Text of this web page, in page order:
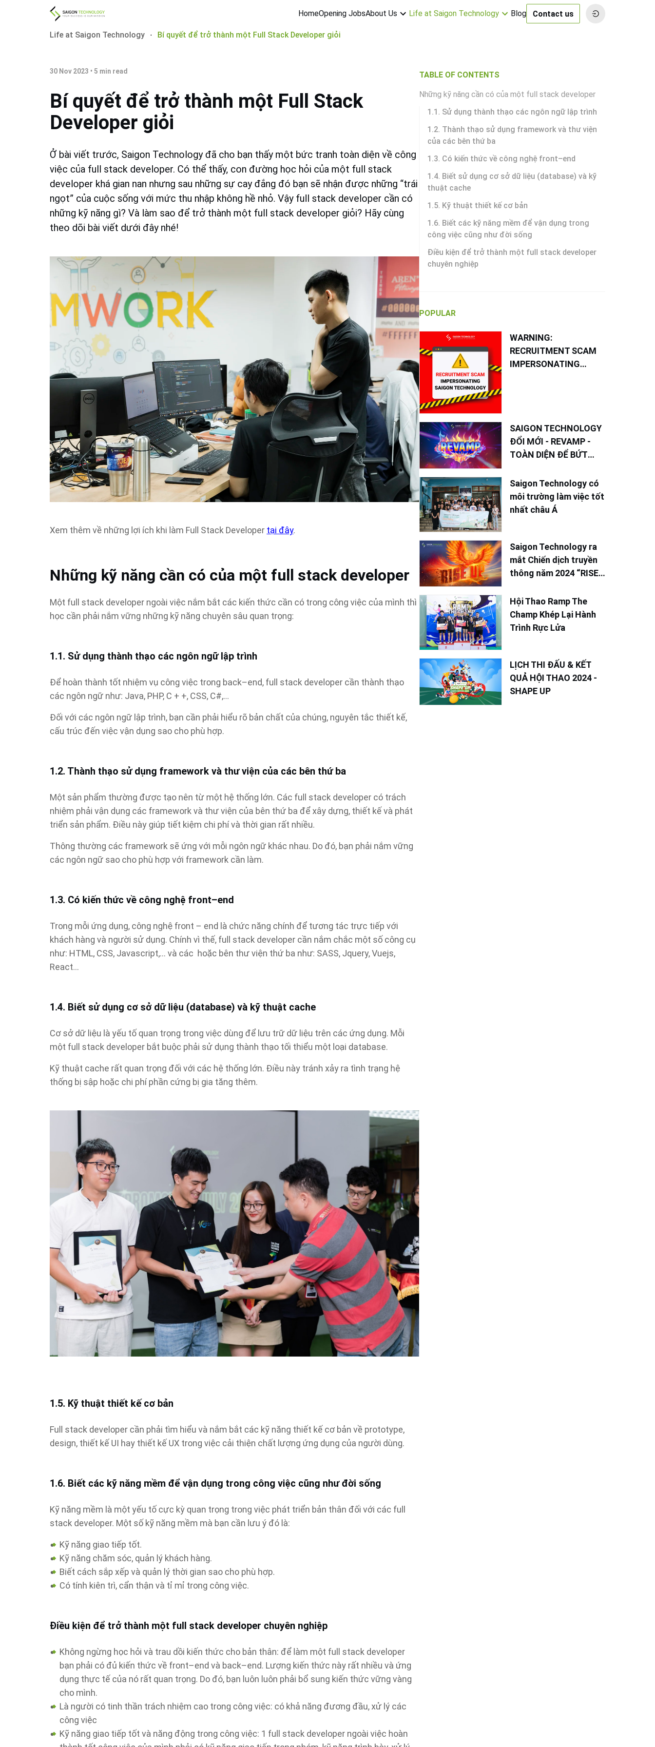
HomeOpening JobsAbout Us Life at Saigon Technology Blog Contact us
Life at Saigon Technology Bí quyết để trở thành một Full Stack Developer giỏi
30 Nov 2023 • 5 min read
Bí quyết để trở thành một Full Stack
Developer giỏi
Ở bài viết trước, Saigon Technology đã cho bạn thấy một bức tranh toàn diện về công
việc của full stack developer. Có thể thấy, con đường học hỏi của một full stack
developer khá gian nan nhưng sau những sự cay đắng đó bạn sẽ nhận được những “trái
ngọt” của cuộc sống với mức thu nhập không hề nhỏ. Vậy full stack developer cần có
những kỹ năng gì? Và làm sao để trở thành một full stack developer giỏi? Hãy cùng
theo dõi bài viết dưới đây nhé!
Xem thêm về những lợi ích khi làm Full Stack Developer tại đây.
Những kỹ năng cần có của một full stack developer
Một full stack developer ngoài việc nắm bắt các kiến thức cần có trong công việc của mình thì
học cần phải nắm vững những kỹ năng chuyên sâu quan trọng:
1.1. Sử dụng thành thạo các ngôn ngữ lập trình
Để hoàn thành tốt nhiệm vụ công việc trong back–end, full stack developer cần thành thạo
các ngôn ngữ như: Java, PHP, C + +, CSS, C#,…
Đối với các ngôn ngữ lập trình, bạn cần phải hiểu rõ bản chất của chúng, nguyên tắc thiết kế,
cấu trúc đến việc vận dụng sao cho phù hợp.
1.2. Thành thạo sử dụng framework và thư viện của các bên thứ ba
Một sản phẩm thường được tạo nên từ một hệ thống lớn. Các full stack developer có trách
nhiệm phải vận dụng các framework và thư viện của bên thứ ba để xây dựng, thiết kế và phát
triển sản phẩm. Điều này giúp tiết kiệm chi phí và thời gian rất nhiều.
Thông thường các framework sẽ ứng với mỗi ngôn ngữ khác nhau. Do đó, bạn phải nắm vững
các ngôn ngữ sao cho phù hợp với framework cần làm.
1.3. Có kiến thức về công nghệ front–end
Trong mỗi ứng dụng, công nghệ front – end là chức năng chính để tương tác trực tiếp với
khách hàng và người sử dụng. Chính vì thế, full stack developer cần nắm chắc một số công cụ
như: HTML, CSS, Javascript,… và các hoặc bên thư viện thứ ba như: SASS, Jquery, Vuejs,
React…
1.4. Biết sử dụng cơ sở dữ liệu (database) và kỹ thuật cache
Cơ sở dữ liệu là yếu tố quan trọng trong việc dùng để lưu trữ dữ liệu trên các ứng dụng. Mỗi
một full stack developer bắt buộc phải sử dụng thành thạo tối thiểu một loại database.
Kỹ thuật cache rất quan trọng đối với các hệ thống lớn. Điều này tránh xảy ra tình trạng hệ
thống bị sập hoặc chi phí phần cứng bị gia tăng thêm.
1.5. Kỹ thuật thiết kế cơ bản
Full stack developer cần phải tìm hiểu và nắm bắt các kỹ năng thiết kế cơ bản về prototype,
design, thiết kế UI hay thiết kế UX trong việc cải thiện chất lượng ứng dụng của người dùng.
1.6. Biết các kỹ năng mềm để vận dụng trong công việc cũng như đời sống
Kỹ năng mềm là một yếu tố cực kỳ quan trọng trong việc phát triển bản thân đối với các full
stack developer. Một số kỹ năng mềm mà bạn cần lưu ý đó là:
Kỹ năng giao tiếp tốt.
Kỹ năng chăm sóc, quản lý khách hàng.
Biết cách sắp xếp và quản lý thời gian sao cho phù hợp.
Có tính kiên trì, cẩn thận và tỉ mỉ trong công việc.
Điều kiện để trở thành một full stack developer chuyên nghiệp
Không ngừng học hỏi và trau dồi kiến thức cho bản thân: để làm một full stack developer
bạn phải có đủ kiến thức về front–end và back–end. Lượng kiến thức này rất nhiều và ứng
dụng thực tế của nó rất quan trọng. Do đó, bạn luôn luôn phải bổ sung kiến thức vững vàng
cho mình.
Là người có tinh thần trách nhiệm cao trong công việc: có khả năng đương đầu, xử lý các
công việc
Kỹ năng giao tiếp tốt và năng động trong công việc: 1 full stack developer ngoài việc hoàn
TABLE OF CONTENTS
Những kỹ năng cần có của một full stack developer
1.1. Sử dụng thành thạo các ngôn ngữ lập trình
1.2. Thành thạo sử dụng framework và thư viện
của các bên thứ ba
1.3. Có kiến thức về công nghệ front–end
1.4. Biết sử dụng cơ sở dữ liệu (database) và kỹ
thuật cache
1.5. Kỹ thuật thiết kế cơ bản
1.6. Biết các kỹ năng mềm để vận dụng trong
công việc cũng như đời sống
Điều kiện để trở thành một full stack developer
chuyên nghiệp
POPULAR
WARNING:
RECRUITMENT SCAM
IMPERSONATING
SAIGON TECHNOLOGY
ĐỔI MỚI - REVAMP -
TOÀN DIỆN ĐỂ BỨT
Saigon Technology có
môi trường làm việc tốt
nhất châu Á
Saigon Technology ra
mắt Chiến dịch truyền
thông năm 2024 “RISE
Mẽ”
Hội Thao Ramp The
Champ Khép Lại Hành
Trình Rực Lửa
LỊCH THI ĐẤU & KẾT
QUẢ HỘI THAO 2024 -
SHAPE UP